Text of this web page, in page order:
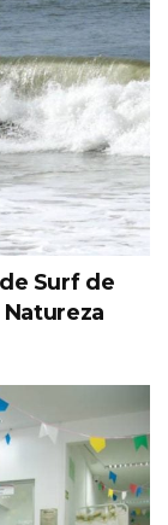
Surf de